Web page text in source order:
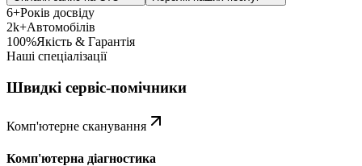
6+Років досвіду
2k+Автомобілів
100%Якість & Гарантія
Наші спеціалізації
Швидкі сервіс-помічники
Комп'ютерне сканування
Комп'ютерна діагностика